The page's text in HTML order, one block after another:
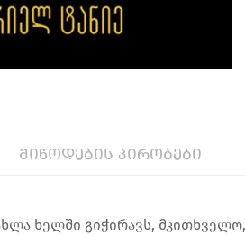
მიწოდების პირობები
ხელში გიჭირავს,